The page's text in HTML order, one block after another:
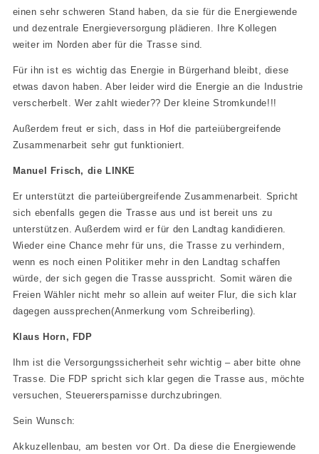
einen sehr schweren Stand haben, da sie für die Energiewende
und dezentrale Energieversorgung plädieren. Ihre Kollegen
weiter im Norden aber für die Trasse sind.
Für ihn ist es wichtig das Energie in Bürgerhand bleibt, diese
etwas davon haben. Aber leider wird die Energie an die Industrie
verscherbelt. Wer zahlt wieder?? Der kleine Stromkunde!!!
Außerdem freut er sich, dass in Hof die parteiübergreifende
Zusammenarbeit sehr gut funktioniert.
Manuel Frisch, die LINKE
Er unterstützt die parteiübergreifende Zusammenarbeit. Spricht
sich ebenfalls gegen die Trasse aus und ist bereit uns zu
unterstützen. Außerdem wird er für den Landtag kandidieren.
Wieder eine Chance mehr für uns, die Trasse zu verhindern,
wenn es noch einen Politiker mehr in den Landtag schaffen
würde, der sich gegen die Trasse ausspricht. Somit wären die
Freien Wähler nicht mehr so allein auf weiter Flur, die sich klar
dagegen aussprechen(Anmerkung vom Schreiberling).
Klaus Horn, FDP
Ihm ist die Versorgungssicherheit sehr wichtig – aber bitte ohne
Trasse. Die FDP spricht sich klar gegen die Trasse aus, möchte
versuchen, Steuerersparnisse durchzubringen.
Sein Wunsch:
Akkuzellenbau, am besten vor Ort. Da diese die Energiewende